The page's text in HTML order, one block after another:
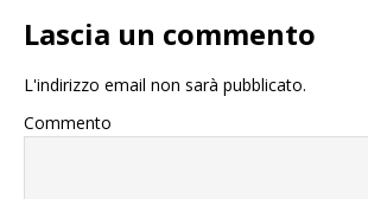
Lascia un commento
L'indirizzo email non sarà pubblicato.
Commento